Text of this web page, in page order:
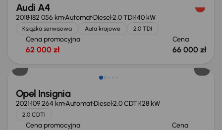
Audi A4
2018182 056 kmAutomatDiesel2.0 TDI140 kW
Książka serwisowa Auta krajowe 2.0 TDI
Cena promocyjna
62 000 zł
Cena
66 000 zł
Opel Insignia
2021109 264 kmAutomatDiesel2.0 CDTI128 kW
2.0 CDTI
Cena promocyjna Cena